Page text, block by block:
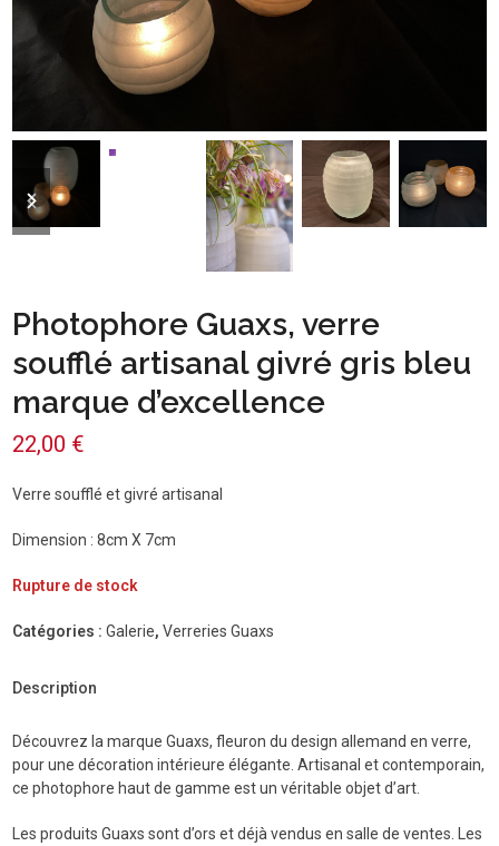
previous
slide
next
slide
Photophore Guaxs, verre
soufflé artisanal givré gris bleu
marque d’excellence
22,00 €
Verre soufflé et givré artisanal
Dimension : 8cm X 7cm
Rupture de stock
Catégories :Galerie,Verreries Guaxs
Description
Découvrez la marque Guaxs, fleuron du design allemand en verre,
pour une décoration intérieure élégante. Artisanal et contemporain,
ce photophore haut de gamme est un véritable objet d’art.
Les produits Guaxs sont d’ors et déjà vendus en salle de ventes. Les